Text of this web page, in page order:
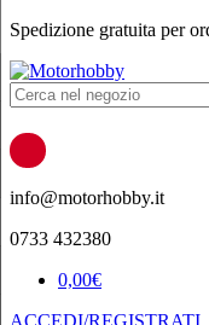
Spedizione gratuita per
Products
search
info@motorhobby.it
0733 432380
0,00€
ACCEDI/REGISTRATI